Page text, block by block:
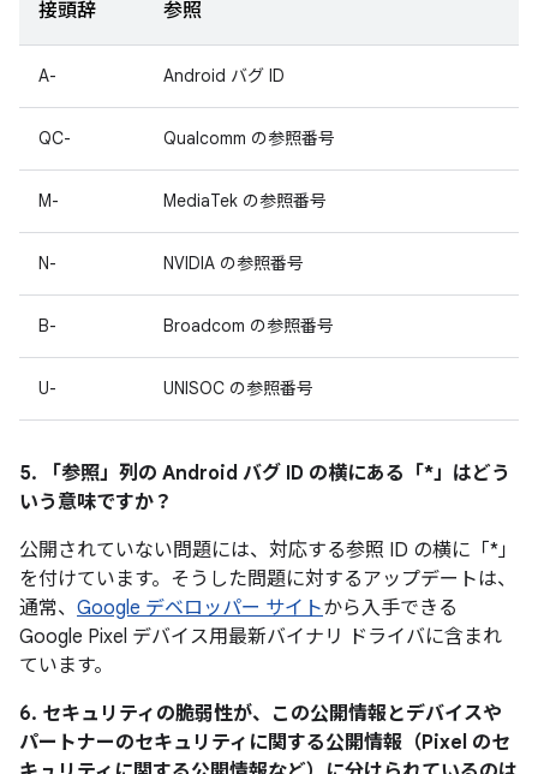
接頭辞 参照
A- Android バグ ID
QC- Qualcomm の参照番号
M- MediaTek の参照番号
N- NVIDIA の参照番号
B- Broadcom の参照番号
U- UNISOC の参照番号
5. 「参照」 列の Android バグ ID の横にある「*」はどう
いう意味ですか？
公開されていない問題には、対応する参照 ID の横に「*」
を付けています。そうした問題に対するアップデートは、
通常、 Google デベロッパー サイトから入手できる
Google Pixel デバイス用最新バイナリ ドライバに含まれ
ています。
6. セキュリティの脆弱性が、この公開情報とデバイスや
パートナーのセキュリティに関する公開情報（Pixel のセ